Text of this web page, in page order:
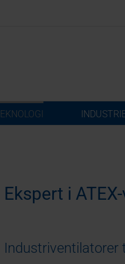
Ekspert i
Industriventilatorer